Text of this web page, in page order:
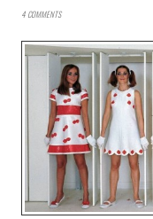
4 COMMENTS